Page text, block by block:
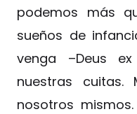
podemos más
sueños de
venga –Deus
nuestras cuitas.
nosotros